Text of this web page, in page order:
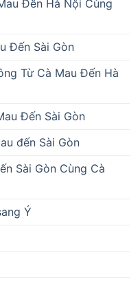
Đến Hà Nội Cùng
Đến Sài Gòn
Từ Cà Mau Đến Hà
Đến Sài Gòn
đến Sài Gòn
Sài Gòn Cùng Cà
Ý